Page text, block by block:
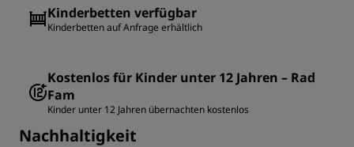
Kinderbetten verfügbar
Kinderbetten auf Anfrage erhältlich
Kostenlos für Kinder unter 12 Jahren – Rad
Fam
Kinder unter 12 Jahren übernachten kostenlos
Nachhaltigkeit